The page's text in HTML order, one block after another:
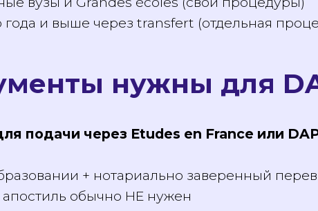
de séjour во Франции (Parcoursup)
(через Etudes en France как Master, не
года и выше через transfert (отдельная
нужны для
подачи через Etudes en France или